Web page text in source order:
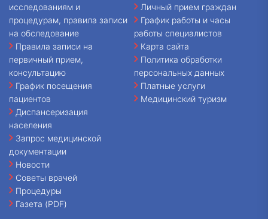
исследованиям и
процедурам, правила записи
на обследование
Правила записи на
первичный прием,
консультацию
График посещения
пациентов
Диспансеризация
населения
Запрос медицинской
документации
Новости
Советы врачей
Процедуры
Газета (PDF)
Личный прием граждан
График работы и часы
работы специалистов
Карта сайта
Политика обработки
персональных данных
Платные услуги
Медицинский туризм